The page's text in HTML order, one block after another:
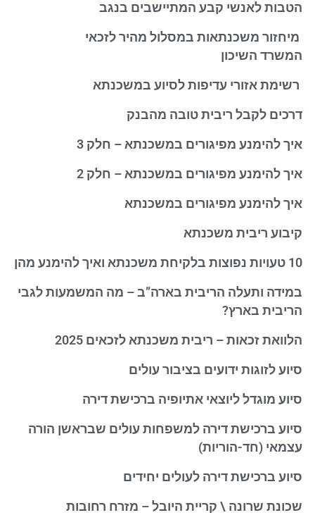
הטבות לאנשי קבע המתיישבים בנגב
מיחזור משכנתאות במסלול מהיר לזכאי
המשרד השיכון
רשימת אזורי עדיפות לסיוע במשכנתא
דרכים לקבל ריבית טובה מהבנק
איך להימנע מפיגורים במשכנתא – חלק 3
איך להימנע מפיגורים במשכנתא – חלק 2
איך להימנע מפיגורים במשכנתא
קיבוע ריבית משכנתא
10 טעויות נפוצות בלקיחת משכנתא ואיך להימנע מהן
במידה ותעלה הריבית בארה”ב – מה המשמעות לגבי
הריבית בארץ?
הלוואת זכאות – ריבית משכנתא לזכאים 2025
סיוע לזוגות ידועים בציבור עולים
סיוע מוגדל ליוצאי אתיופיה ברכישת דירה
סיוע ברכישת דירה למשפחות עולים שבראשן הורה
עצמאי (חד-הוריות)
סיוע ברכישת דירה לעולים יחידים
שכונת שרונה \ קריית היובל – מזרח רחובות